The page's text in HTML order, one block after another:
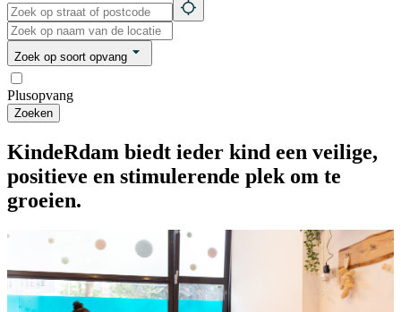
Zoek op soort opvang
Plusopvang
Zoeken
KindeRdam biedt ieder kind een veilige,
positieve en stimulerende plek om te
groeien.